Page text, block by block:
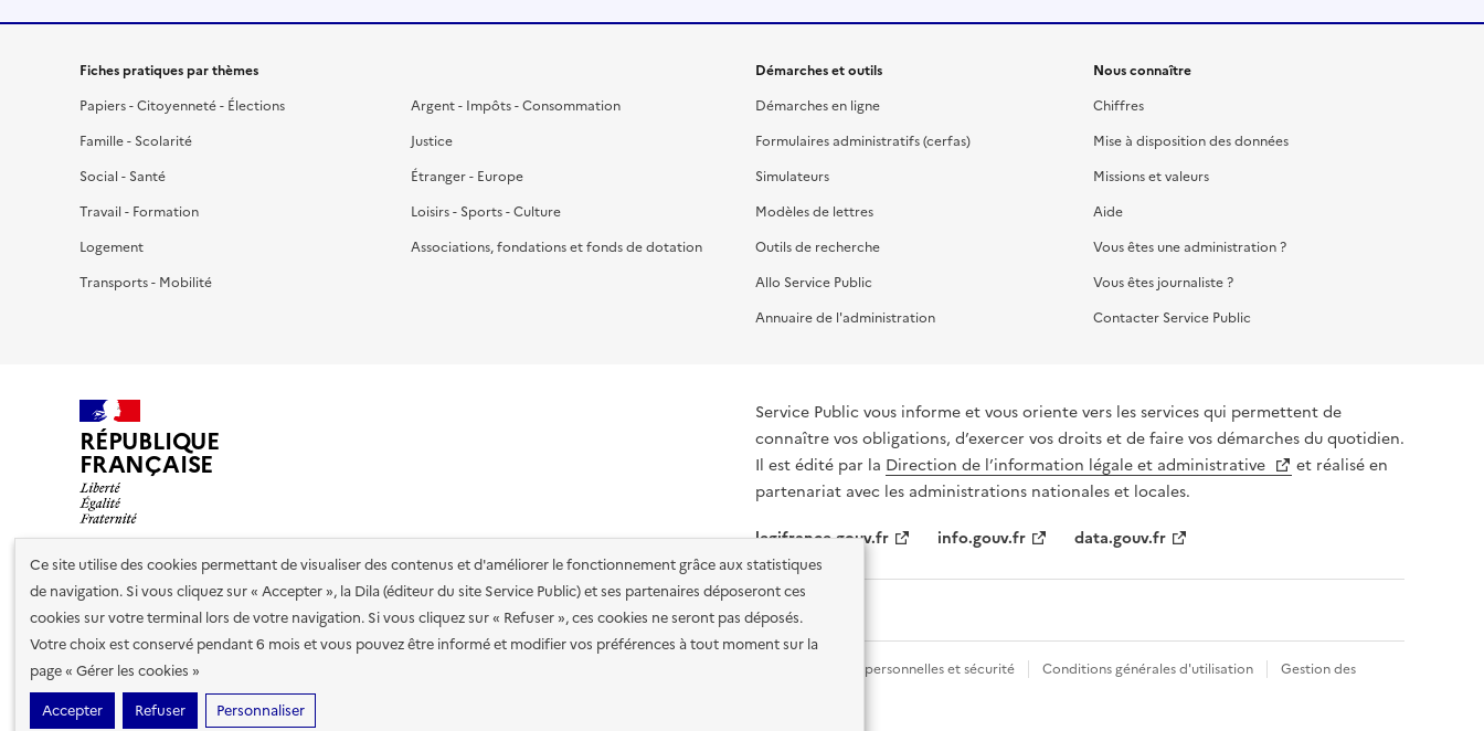
Ce site utilise des cookies permettant de visualiser des contenus et d'améliorer le fonctionnement grâce aux statistiques
de navigation. Si vous cliquez sur « Accepter », la Dila (éditeur du site Service Public) et ses partenaires déposeront ces
cookies sur votre terminal lors de votre navigation. Si vous cliquez sur « Refuser », ces cookies ne seront pas déposés.
Votre choix est conservé pendant 6 mois et vous pouvez être informé et modifier vos préférences à tout moment sur la
page « Gérer les cookies »
Accepter
Refuser Personnaliser
Fiches pratiques par thèmes
Papiers - Citoyenneté - Élections
Famille - Scolarité
Social - Santé
Travail - Formation
Logement
Transports - Mobilité
Argent - Impôts - Consommation
Justice
Étranger - Europe
Loisirs - Sports - Culture
Associations, fondations et fonds de dotation
Démarches et outils
Démarches en ligne
Formulaires administratifs (cerfas)
Simulateurs
Modèles de lettres
Outils de recherche
Allo Service Public
Annuaire de l'administration
Nous connaître
Chiffres
Mise à disposition des données
Missions et valeurs
Aide
Vous êtes une administration ?
Vous êtes journaliste ?
Contacter Service Public
RÉPUBLIQUE
FRANÇAISE
Service Public vous informe et vous oriente vers les services qui permettent de
connaître vos obligations, d’exercer vos droits et de faire vos démarches du quotidien.
Il est édité par la Direction de l’information légale et administrative
et réalisé en
partenariat avec les administrations nationales et locales.
legifrance.gouv.fr
info.gouv.fr data.gouv.fr
Nos partenaires
Plan du site Accessibilité : totalement conforme Données personnelles et sécurité Conditions générales d'utilisation
Gestion des
cookies